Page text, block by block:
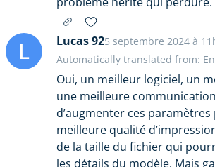
L Lucas 925 septembre 2024 à
Oui, un meilleur logiciel, un
une meilleure
d’augmenter ces
meilleure qualité
de la taille du fichier qui
les détails du modèle. Mais
Automatically translated from: